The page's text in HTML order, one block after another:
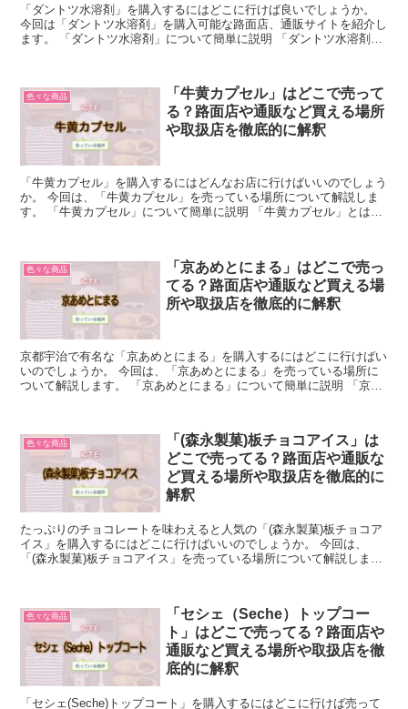
「ダントツ水溶剤」を購入するにはどこに行けば良いでしょうか。
今回は「ダントツ水溶剤」を購入可能な路面店、通販サイトを紹介し
ます。 「ダントツ水溶剤」について簡単に説明 「ダントツ水溶剤」
色々な商品
「牛黄カプセル」はどこで売って
る？路面店や通販など買える場所
や取扱店を徹底的に解釈
「牛黄カプセル」を購入するにはどんなお店に行けばいいのでしょう
か。 今回は、「牛黄カプセル」を売っている場所について解説しま
す。 「牛黄カプセル」について簡単に説明 「牛黄カプセル」とは、
色々な商品
「京あめとにまる」はどこで売っ
てる？路面店や通販など買える場
所や取扱店を徹底的に解釈
京都宇治で有名な「京あめとにまる」を購入するにはどこに行けばい
いのでしょうか。 今回は、「京あめとにまる」を売っている場所に
ついて解説します。 「京あめとにまる」について簡単に説明 「京あ
色々な商品
「(森永製菓)板チョコアイス」は
どこで売ってる？路面店や通販な
ど買える場所や取扱店を徹底的に
解釈
たっぷりのチョコレートを味わえると人気の「(森永製菓)板チョコア
イス」を購入するにはどこに行けばいいのでしょうか。 今回は、
「(森永製菓)板チョコアイス」を売っている場所について解説しま
色々な商品
「セシェ（Seche）トップコー
ト」はどこで売ってる？路面店や
通販など買える場所や取扱店を徹
底的に解釈
「セシェ(Seche)トップコート」を購入するにはどこに行けば売って